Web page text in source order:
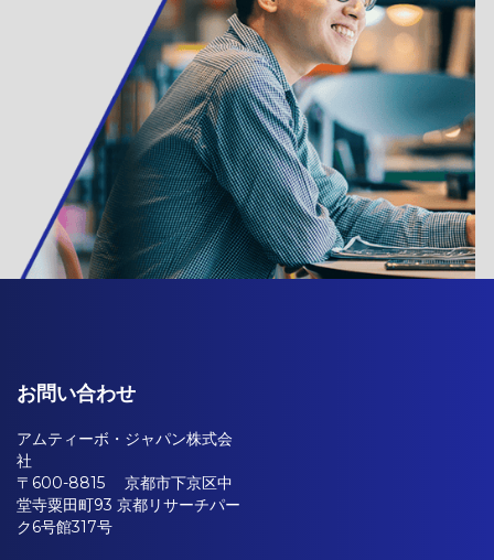
お問い合わせ
アムティーボ・ジャパン株式会
社
〒600-8815 京都市下京区中
堂寺粟田町93 京都リサーチパー
ク6号館317号